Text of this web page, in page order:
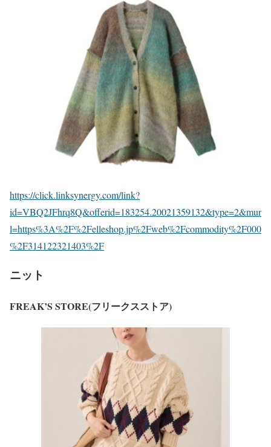
https://click.linksynergy.com/link?
id=VBQ2JFhrq8Q&offerid=183254.20021359132&type=2&mur
l=https%3A%2F%2Felleshop.jp%2Fweb%2Fcommodity%2F000
%2F314122321403%2F
ニット
FREAK’S STORE(フリークスストア)